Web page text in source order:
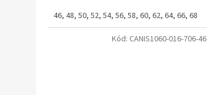
46, 48, 50, 52, 54, 56, 58, 60, 62, 64, 66, 68
Kód: CANIS1060-016-706-46